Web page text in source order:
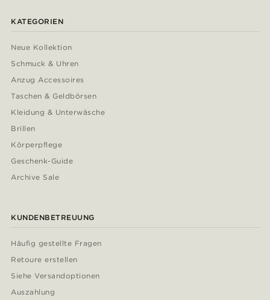
KATEGORIEN
Neue Kollektion
Schmuck & Uhren
Anzug Accessoires
Taschen & Geldbörsen
Kleidung & Unterwäsche
Brillen
Körperpflege
Geschenk-Guide
Archive Sale
KUNDENBETREUUNG
Häufig gestellte Fragen
Retoure erstellen
Siehe Versandoptionen
Auszahlung